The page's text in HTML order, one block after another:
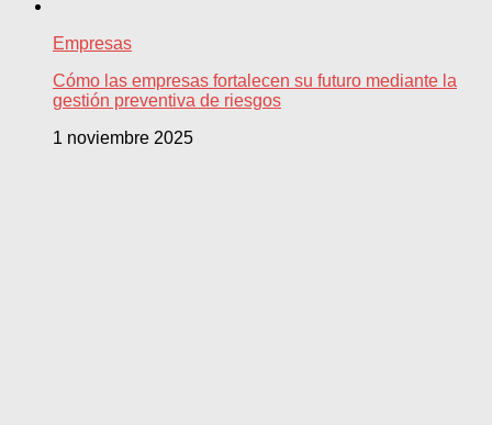
Empresas
Cómo las empresas fortalecen su futuro mediante la
gestión preventiva de riesgos
1 noviembre 2025